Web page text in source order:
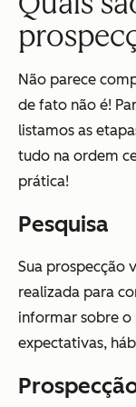
Não parece
de fato não é!
listamos as
tudo na ordem
prática!
Pesquisa
Sua prospecção
realizada para
informar sobre o
expectativas,